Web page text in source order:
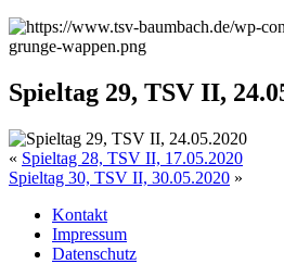
Spieltag 29, TSV II,
« Spieltag 28, TSV II, 17.05.2020
Spieltag 30, TSV II, 30.05.2020 »
Kontakt
Impressum
Datenschutz